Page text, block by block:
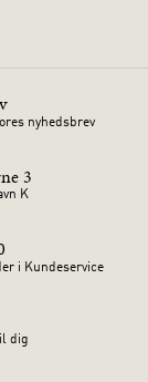
nyhedsbrev
3
K
i Kundeservice
dig